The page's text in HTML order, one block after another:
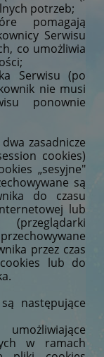
potrzeb;
pomagają
Serwisu
co umożliwia
Serwisu (po
nie musi
ponownie
zasadnicze
cookies)
„sesyjne"
są
do czasu
lub
przez czas
lub do
następujące
w ramach